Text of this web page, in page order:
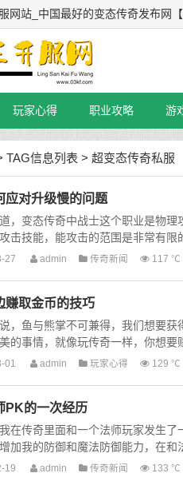
网站_中国最好的变态传奇发布网【
玩家心得 职业攻略 游
TAG信息列表 > 超变态传奇私服
应对升级慢的问题
，变态传奇中战士这个职业是物
击技能，能攻击的范围是非常有限
27 admin 传奇新闻 117 ℃
赚取金币的技巧
，鱼与熊掌不可兼得，我们想要
的事情，就像玩传奇一样，你想要
01 admin 玩家心得 129 ℃
PK的一次经历
在传奇里面和一个法师玩家发生
加我的防御和魔法防御能力，在和
19 admin 传奇新闻 133 ℃